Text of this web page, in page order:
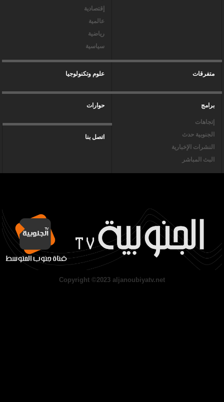
إقتصادية
عالمية
رياضية
سياسية
متفرقات علوم وتكنولوجيا
برامج
إتجاهات
الجنوبية حدث
النشرات الإخبارية
البث المباشر
حوارات
اتصل بنا
Copyright ©2023 aljanoubiyatv.net